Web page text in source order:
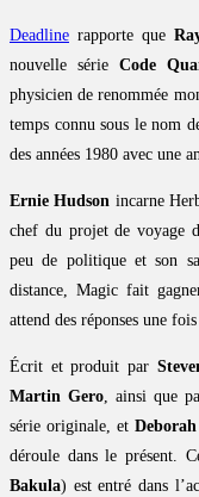
Deadline rapporte que
nouvelle série Code
physicien de renommée
temps connu sous le nom
des années 1980 avec une
Ernie Hudson incarne
chef du projet de voyage
peu de politique et son
distance, Magic fait
attend des réponses une
Écrit et produit par
Martin Gero, ainsi que
série originale, et
déroule dans le présent.
Bakula) est entré dans